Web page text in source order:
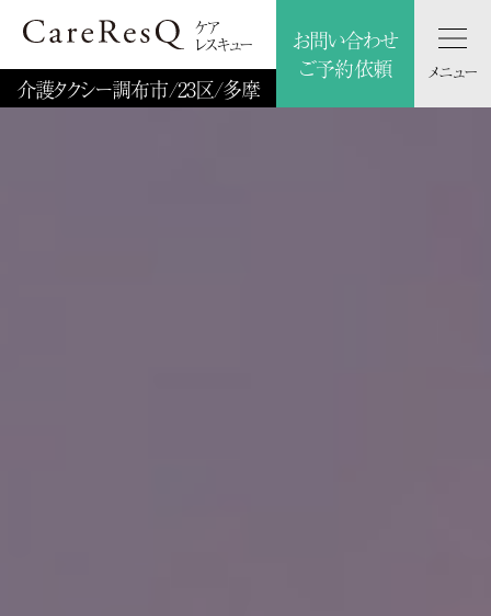
ケア
レスキュー
介護タクシー調布市/23区/多摩
お問い合わせ
ご予約依頼
メニュー